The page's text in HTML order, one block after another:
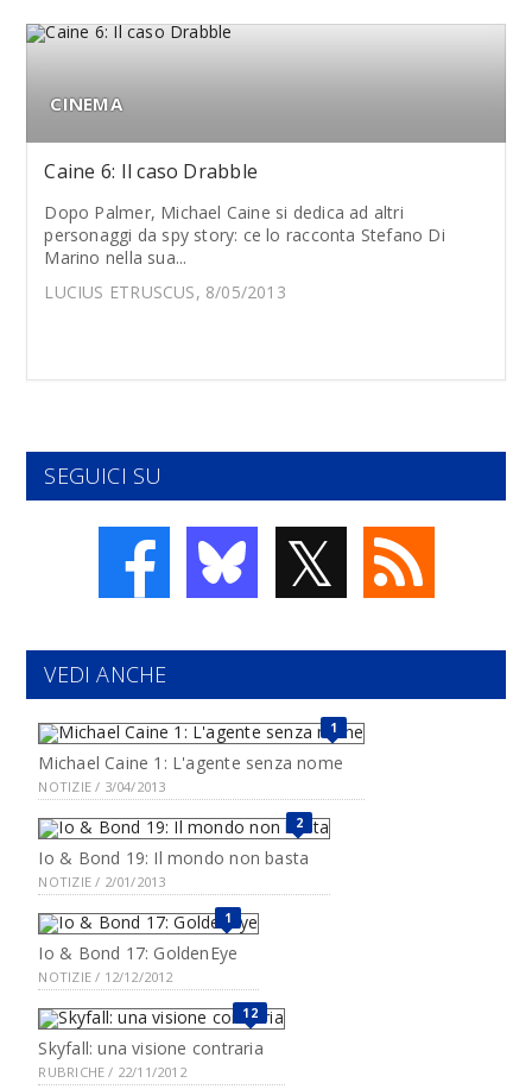
CINEMA
Caine 6: Il caso Drabble
Dopo Palmer, Michael Caine si dedica ad altri
personaggi da spy story: ce lo racconta Stefano Di
Marino nella sua...
LUCIUS ETRUSCUS, 8/05/2013
SEGUICI SU
𝕏
VEDI ANCHE
1
Michael Caine 1: L'agente senza nome
NOTIZIE / 3/04/2013
2
Io & Bond 19: Il mondo non basta
NOTIZIE / 2/01/2013
1
Io & Bond 17: GoldenEye
NOTIZIE / 12/12/2012
12
Skyfall: una visione contraria
RUBRICHE / 22/11/2012